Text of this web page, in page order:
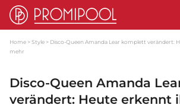
Home Style
Disco-Queen Amanda Lear komplett verändert:
mehr
Disco-Queen Amanda
verändert: Heute erkennt